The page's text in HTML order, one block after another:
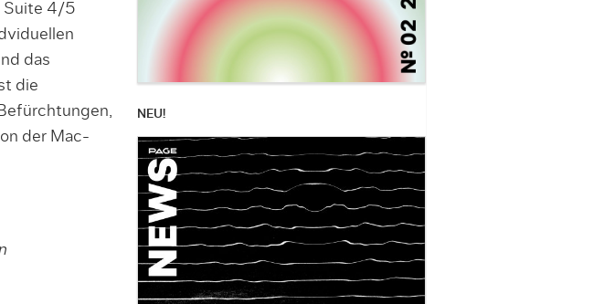
Suite 4/5
das
die
der Mac-
NEU!